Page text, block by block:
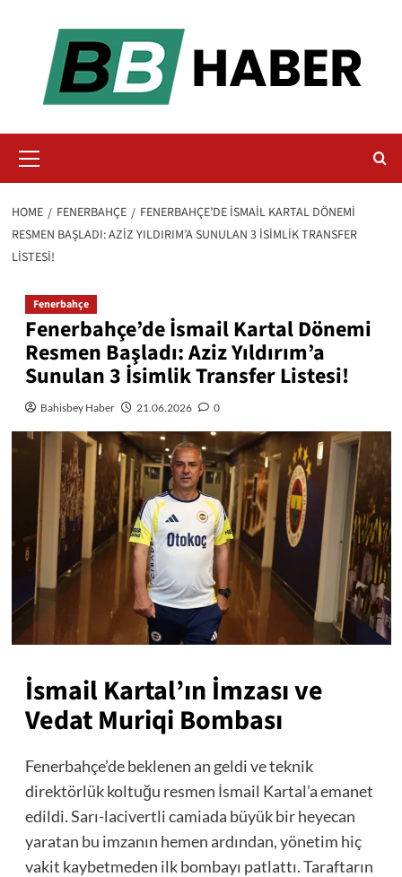
Menu
HOME FENERBAHÇE
FENERBAHÇE’DE İSMAIL KARTAL DÖNEMI
RESMEN BAŞLADI: AZIZ YILDIRIM’A SUNULAN 3 İSIMLIK TRANSFER
LISTESI!
Fenerbahçe
Fenerbahçe’de İsmail Kartal Dönemi
Resmen Başladı: Aziz Yıldırım’a
Sunulan 3 İsimlik Transfer Listesi!
Bahisbey Haber 21.06.2026 0
İsmail Kartal’ın İmzası ve
Vedat Muriqi Bombası
Fenerbahçe’de beklenen an geldi ve teknik
direktörlük koltuğu resmen İsmail Kartal’a emanet
edildi. Sarı-lacivertli camiada büyük bir heyecan
yaratan bu imzanın hemen ardından, yönetim hiç
vakit kaybetmeden ilk bombayı patlattı. Taraftarın